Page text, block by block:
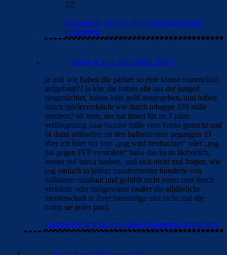
👍🏽
Loggen Sie sich ein, um einen Kommentar
abzugeben
Bojan 4. Juni 2025 Beim 20:01
ja und wie haben die pariser so eine krasse mannschaft
aufgebaut?? ja klar die haben alle aus der junged
rangezüchtet, haben kein geld ausgegeben, und haben
durch spielerverkäufe wie durch mbappe 150 mille
verdient? oh nein, der hat ihnen für ne 3 jahre
verlängerung paar hunder mille vom konto gezockt und
ist dann ablösefrei zu den ballettänzern gegangen :D
aber ich höre nix von „psg wird beobachtet“ oder „psg
hat gegen FFP verstoßen“ haha das ist so lächerlich,
immer auf barca bashen, und sich nicht mal fragen, wie
psg einfach in jedem transferfenster hunderte von
millionen raushaut und gefühlt nicht einen cent durch
verkäufe oder titelgewinne (außer die alljährliche
meisterschaft in ihrer bauernliga und nicht mal die
holen sie jedes jahr).
Loggen Sie sich ein, um einen Kommentar abzugeben